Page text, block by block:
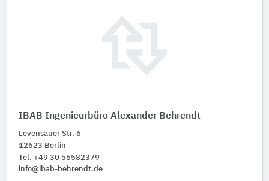
IBAB Ingenieurbüro Alexander Behrendt
Levensauer Str. 6
12623 Berlin
Tel. +49 30 56582379
info@ibab-behrendt.de